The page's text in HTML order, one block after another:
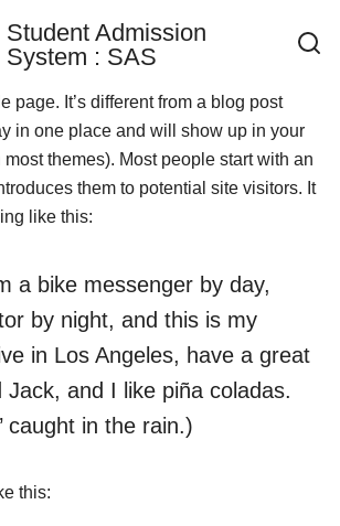
Student Admission
System : SAS
page. It’s different from a blog post
in one place and will show up in your
themes). Most people start with an
them to potential site visitors. It
like this:
a bike messenger by day,
by night, and this is my
in Los Angeles, have a great
Jack, and I like piña coladas.
caught in the rain.)
this: